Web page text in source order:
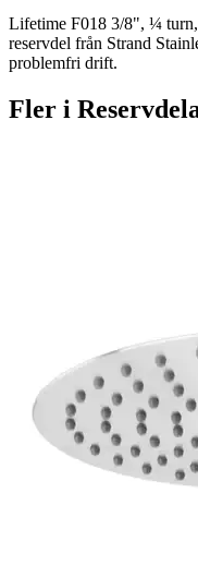
Lifetime F018 3/8", ¼ turn,
reservdel från Strand
problemfri drift.
Fler i